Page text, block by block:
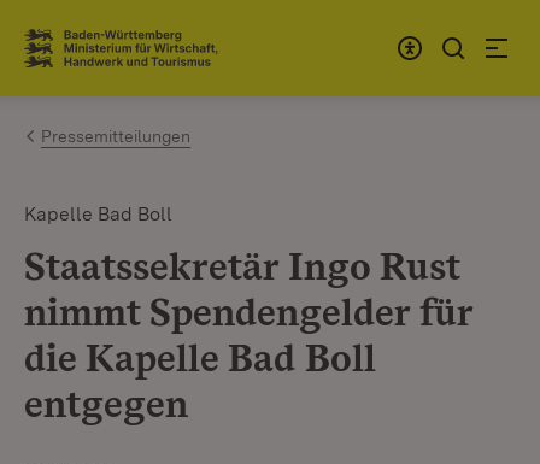
Zum Inhalt springen
Link zur Startseite
Pressemitteilungen
Kapelle Bad Boll
Staatssekretär Ingo Rust
nimmt Spendengelder für
die Kapelle Bad Boll
entgegen